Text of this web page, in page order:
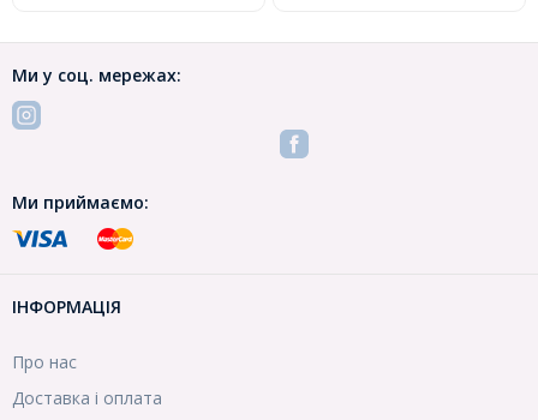
Ми у соц. мережах:
Ми приймаємо:
ІНФОРМАЦІЯ
Про нас
Доставка і оплата